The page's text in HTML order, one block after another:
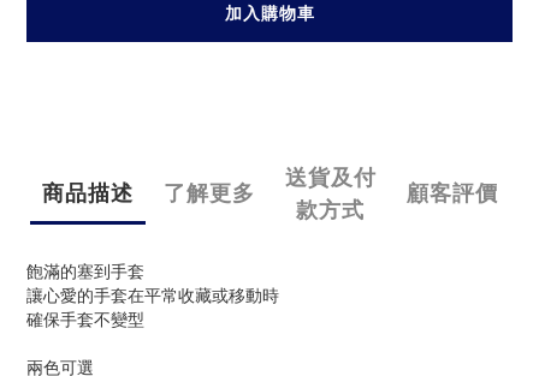
加入購物車
商品描述 了解更多
送貨及付
款方式
顧客評價
飽滿的塞到手套
讓心愛的手套在平常收藏或移動時
確保手套不變型
兩色可選